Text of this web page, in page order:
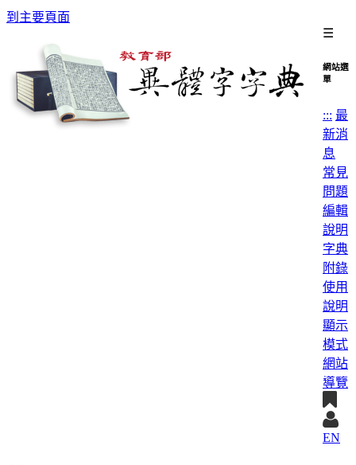
到主要頁面
☰
網站選
單
::: 最
新消
息
常見
問題
編輯
說明
字典
附錄
使用
說明
顯示
模式
網站
導覽
EN